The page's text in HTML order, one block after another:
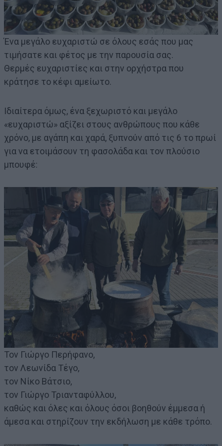
Ένα μεγάλο ευχαριστώ σε όλους εσάς που μας
τιμήσατε και φέτος με την παρουσία σας.
Θερμές ευχαριστίες και στην ορχήστρα που
κράτησε το κέφι αμείωτο.
Ιδιαίτερα όμως, ένα ξεχωριστό και μεγάλο
«ευχαριστώ» αξίζει στους ανθρώπους που κάθε
χρόνο, με αγάπη και χαρά, ξυπνούν από τις 6 το πρωί
για να ετοιμάσουν τη φασολάδα και τον πλούσιο
μπουφέ:
Τον Γιώργο Περήφανο,
τον Λεωνίδα Τέγο,
τον Νίκο Βάτσιο,
τον Γιώργο Τριανταφύλλου,
καθώς και όλες και όλους όσοι βοηθούν έμμεσα ή
άμεσα και στηρίζουν την εκδήλωση με κάθε τρόπο.